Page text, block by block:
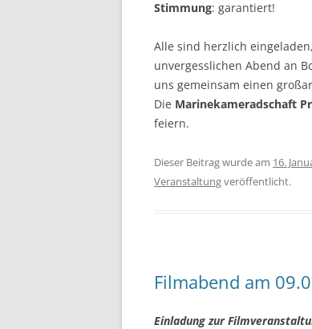
Stimmung: garantiert!
Alle sind herzlich
unvergesslichen Abend an
uns gemeinsam einen
Die Marinekameradschaft
feiern.
Dieser Beitrag wurde am 16.
Veranstaltungveröffentlicht.
Filmabend am
Einladung zur